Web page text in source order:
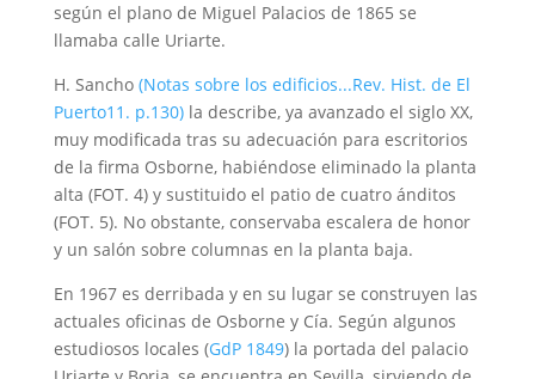
según el plano de Miguel Palacios de 1865 se
llamaba calle Uriarte.
H. Sancho(Notas sobre los edificios...Rev. Hist. de El
Puerto11. p.130)la describe, ya avanzado el siglo XX,
muy modificada tras su adecuación para escritorios
de la firma Osborne, habiéndose eliminado la planta
alta (FOT. 4) y sustituido el patio de cuatro ánditos
(FOT. 5). No obstante, conservaba escalera de honor
y un salón sobre columnas en la planta baja.
En 1967 es derribada y en su lugar se construyen las
actuales oficinas de Osborne y Cía. Según algunos
estudiosos locales (GdP 1849) la portada del palacio